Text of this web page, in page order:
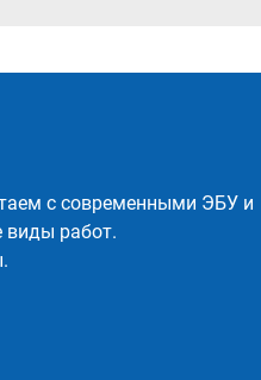
с современными ЭБУ и
виды работ.